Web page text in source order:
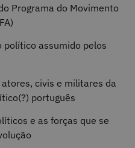
Programa do Movimento
político assumido pelos
civis e militares da
português
e as forças que se